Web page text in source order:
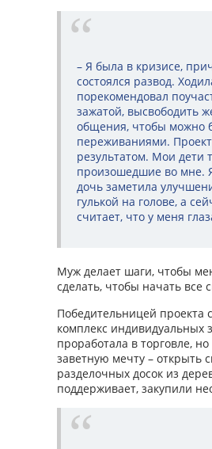
– Я была в кризисе,
состоялся развод.
порекомендовал
зажатой, высвободить
общения, чтобы можно
переживаниями.
результатом. Мои
произошедшие во мне.
дочь заметила
гулькой на голове, а
считает, что у меня
Муж делает шаги, чтобы
сделать, чтобы начать все
Победительницей проекта
комплекс индивидуальных
проработала в торговле,
заветную мечту – открыть
разделочных досок из
поддерживает, закупили